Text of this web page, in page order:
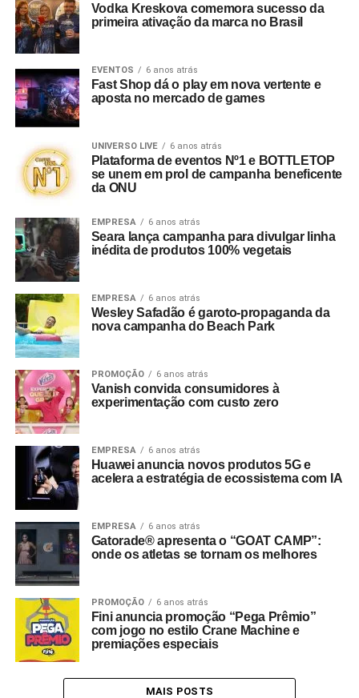
Vodka Kreskova comemora sucesso da
primeira ativação da marca no Brasil
EVENTOS 6 anos atrás
Fast Shop dá o play em nova vertente e
aposta no mercado de games
UNIVERSO LIVE 6 anos atrás
Plataforma de eventos Nº1 e BOTTLETOP
se unem em prol de campanha beneficente
da ONU
EMPRESA 6 anos atrás
Seara lança campanha para divulgar linha
inédita de produtos 100% vegetais
EMPRESA 6 anos atrás
Wesley Safadão é garoto-propaganda da
nova campanha do Beach Park
PROMOÇÃO 6 anos atrás
Vanish convida consumidores à
experimentação com custo zero
EMPRESA 6 anos atrás
Huawei anuncia novos produtos 5G e
acelera a estratégia de ecossistema com IA
EMPRESA 6 anos atrás
Gatorade® apresenta o “GOAT CAMP”:
onde os atletas se tornam os melhores
PROMOÇÃO 6 anos atrás
Fini anuncia promoção “Pega Prêmio”
com jogo no estilo Crane Machine e
premiações especiais
MAIS POSTS